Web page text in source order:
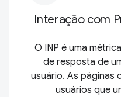
Interação com
O INP é uma
de resposta de
usuário. As páginas
usuários que